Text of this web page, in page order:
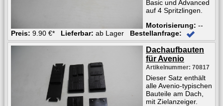
Basic und Advanced
auf 4 Spritzlingen.
Motorisierung: --
Preis: 9.90 €* Lieferbar: ab Lager Bestellanfrage:
Dachaufbauten
für Avenio
Artikelnummer: 70817
Dieser Satz enthält
alle Avenio-typischen
Bauteile am Dach,
mit Zielanzeiger.